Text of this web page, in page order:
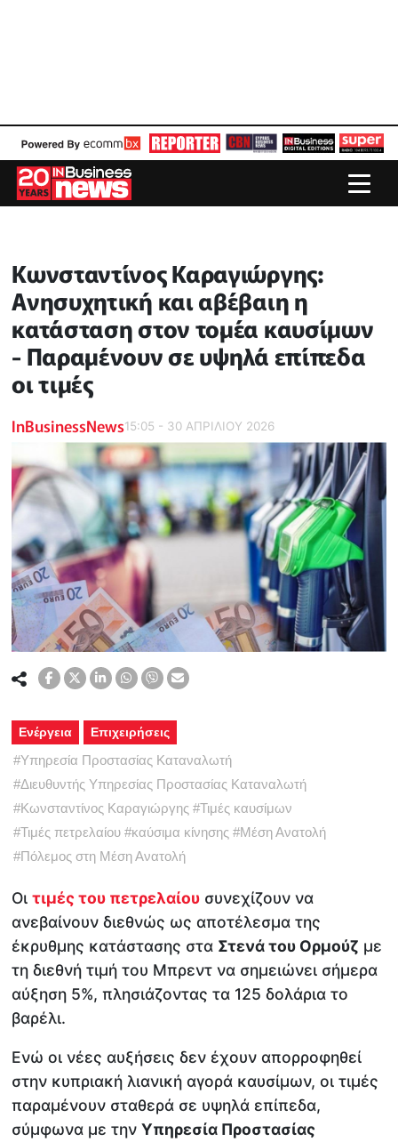
Κωνσταντίνος Καραγιώργης:
Ανησυχητική και αβέβαιη η
κατάσταση στον τομέα καυσίμων
- Παραμένουν σε υψηλά επίπεδα
οι τιμές
InBusinessNews15:05 - 30 ΑΠΡΙΛΙΟΥ 2026
Ενέργεια Επιχειρήσεις
#Υπηρεσία Προστασίας Καταναλωτή
#Διευθυντής Υπηρεσίας Προστασίας Καταναλωτή
#Κωνσταντίνος Καραγιώργης #Τιμές καυσίμων
#Τιμές πετρελαίου #καύσιμα κίνησης #Μέση Ανατολή
#Πόλεμος στη Μέση Ανατολή
Οιτιμές του πετρελαίου συνεχίζουν να
ανεβαίνουν διεθνώς ως αποτέλεσμα της
έκρυθμης κατάστασης στα Στενά του Ορμούζ με
τη διεθνή τιμή του Μπρεντ να σημειώνει σήμερα
αύξηση 5%, πλησιάζοντας τα 125 δολάρια το
βαρέλι.
Ενώ οι νέες αυξήσεις δεν έχουν απορροφηθεί
στην κυπριακή λιανική αγορά καυσίμων, οι τιμές
παραμένουν σταθερά σε υψηλά επίπεδα,
σύμφωνα με τηνΥπηρεσία Προστασίας